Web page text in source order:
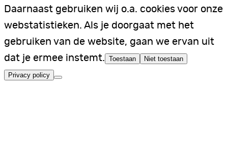
Daarnaast gebruiken wij o.a. cookies voor onze
webstatistieken. Als je doorgaat met het
gebruiken van de website, gaan we ervan uit
dat je ermee instemt. Toestaan Niet toestaan
Privacy policy